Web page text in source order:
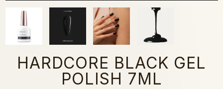
HARDCORE BLACK GEL
POLISH 7ML